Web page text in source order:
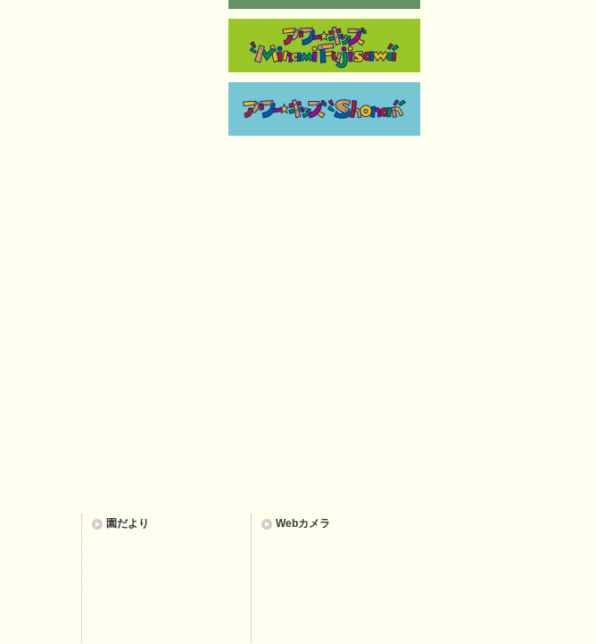
園だより Webカメラ